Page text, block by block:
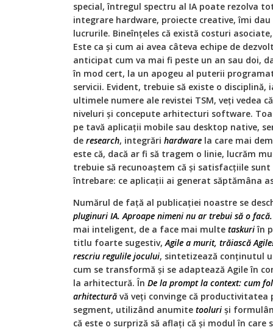
special, întregul spectru al IA poate rezolva
integrare hardware, proiecte creative, îmi
lucrurile. Bineînțeles că există costuri
Este ca și cum ai avea câteva echipe de
anticipat cum va mai fi peste un an sau doi,
în mod cert, la un apogeu al puterii
servicii. Evident, trebuie să existe o
ultimele numere ale revistei TSM, veți vedea
niveluri și concepute arhitecturi software.
pe tavă aplicații mobile sau desktop native,
de research, integrări hardware la care mai
este că, dacă ar fi să tragem o linie, lucrăm
trebuie să recunoaștem că și satisfacțiile sunt
întrebare: ce aplicații ai generat săptămâna
Numărul de față al publicației noastre se
pluginuri IA. Aproape nimeni nu ar trebui să o facă.
mai inteligent, de a face mai multe taskuriîn
titlu foarte sugestiv,Agile a murit, trăiască
rescriu regulile jocului, sintetizează conținutul
cum se transformă și se adaptează Agile în
la arhitectură. În De la prompt la context: cum
arhitectură vă veți convinge că productivitatea
segment, utilizând anumite tooluri și
că este o surpriză să aflați că și modul în